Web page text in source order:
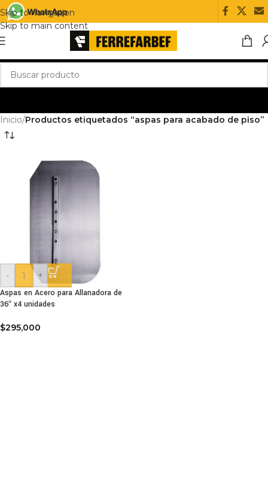
Skip to navigation
Skip to main content
Inicio/Productos etiquetados “aspas para acabado de piso”
-
+
Aspas en Acero para Allanadora de
36″ x4 unidades
$295,000